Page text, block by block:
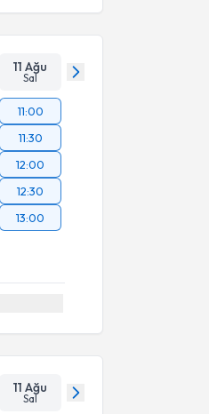
11 Ağu
Sal
11:00
11:30
12:00
12:30
13:00
11 Ağu
Sal